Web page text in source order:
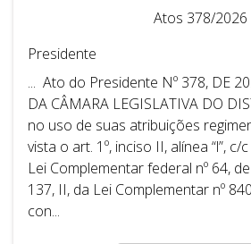
Atos 378/2026
Presidente
... Ato do Presidente Nº 378, DE
DA CÂMARA LEGISLATIVA DO
no uso de suas atribuições
vista o art. 1º, inciso II, alínea “l”, c/
Lei Complementar federal nº 64,
137, II, da Lei Complementar nº
con...